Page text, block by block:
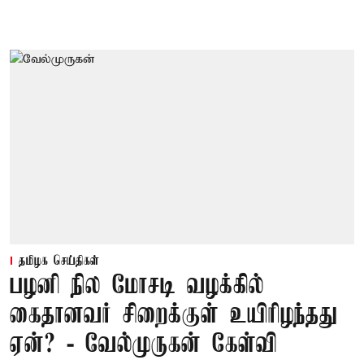
தமிழக செய்திகள்
பழனி நில மோசடி வழக்கில்
கைதானவர் சிறைக்குள் உயிரிழந்தது
ஏன்? - வேல்முருகன் கேள்வி